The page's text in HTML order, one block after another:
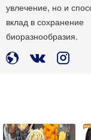
увлечение, но и
вклад в сохранение
биоразнообразия.